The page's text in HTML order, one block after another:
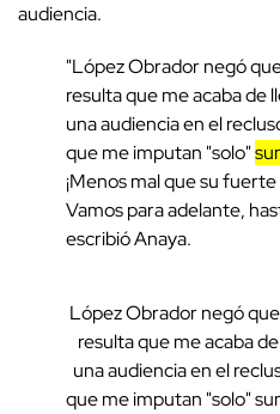
audiencia.
"López Obrador negó
resulta que me acaba de
una audiencia en el
que me imputan "solo"
¡Menos mal que su
Vamos para adelante,
escribió Anaya.
López Obrador negó
resulta que me acaba
una audiencia en el
que me imputan "solo"